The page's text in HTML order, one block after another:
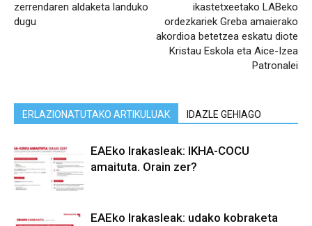
zerrendaren aldaketa landuko
dugu
ikastetxeetako LABeko
ordezkariek Greba amaierako
akordioa betetzea eskatu diote
Kristau Eskola eta Aice-Izea
Patronalei
ERLAZIONATUTAKO ARTIKULUAK IDAZLE GEHIAGO
EAEko Irakasleak: IKHA-COCU
amaituta. Orain zer?
EAEko Irakasleak: udako kobraketa